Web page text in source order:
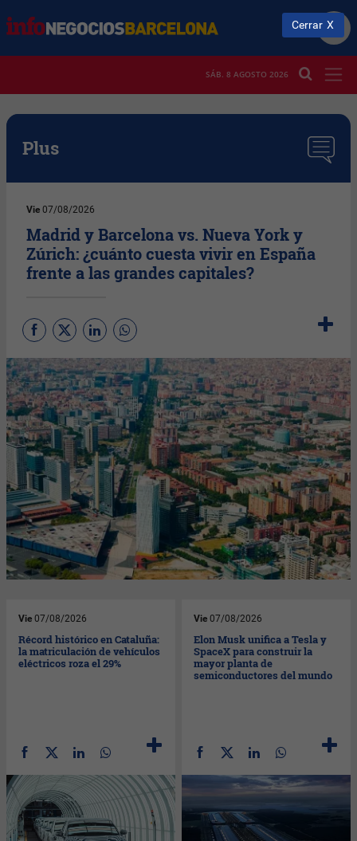
SÁB. 8 AGOSTO 2026
Plus
Vie 07/08/2026
Madrid y Barcelona vs. Nueva York y
Zúrich: ¿cuánto cuesta vivir en España
frente a las grandes capitales?
Vie 07/08/2026
Récord histórico en Cataluña:
la matriculación de vehículos
eléctricos roza el 29%
Vie 07/08/2026
Elon Musk unifica a Tesla y
SpaceX para construir la
mayor planta de
semiconductores del mundo
Cerrar